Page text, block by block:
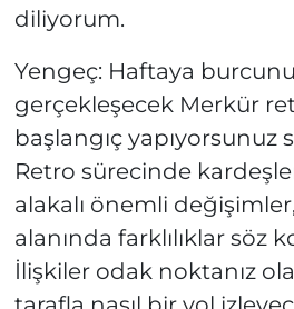
diliyorum.
Yengeç: Haftaya
gerçekleşecek Merkür
başlangıç yapıyorsunuz
Retro sürecinde
alakalı önemli
alanında farklılıklar söz
İlişkiler odak noktanız